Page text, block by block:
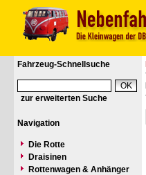
Fahrzeug-Schnellsuche
zur erweiterten Suche
Navigation
Die Rotte
Draisinen
Rottenwagen & Anhänger